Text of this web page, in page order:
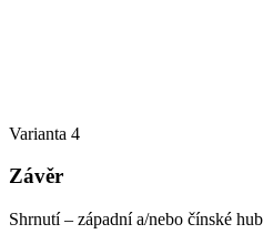
Varianta 4
Závěr
Shrnutí – západní a/nebo čínské